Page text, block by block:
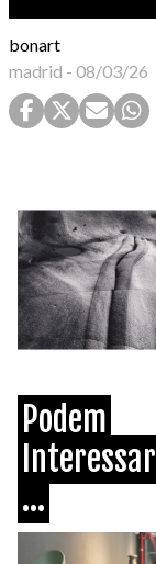
bonart
madrid - 08/03/26
Podem
Interessar
...